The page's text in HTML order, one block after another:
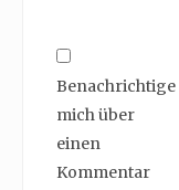
Benachrichtige
mich über
einen
Kommentar